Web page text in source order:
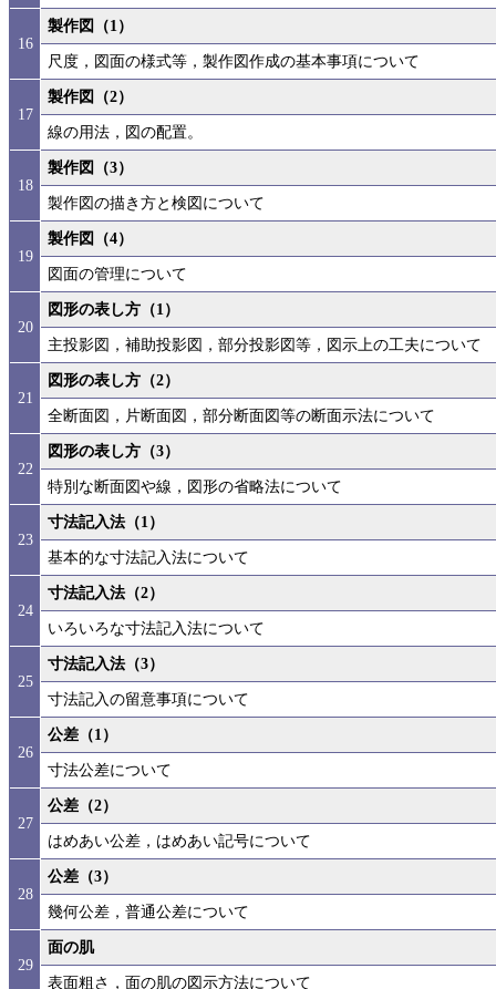
16
製作図（1）
尺度，図面の様式等，製作図作成の基本事項について
17
製作図（2）
線の用法，図の配置。
18
製作図（3）
製作図の描き方と検図について
19
製作図（4）
図面の管理について
20
図形の表し方（1）
主投影図，補助投影図，部分投影図等，図示上の工夫について
21
図形の表し方（2）
全断面図，片断面図，部分断面図等の断面示法について
22
図形の表し方（3）
特別な断面図や線，図形の省略法について
23
寸法記入法（1）
基本的な寸法記入法について
24
寸法記入法（2）
いろいろな寸法記入法について
25
寸法記入法（3）
寸法記入の留意事項について
26
公差（1）
寸法公差について
27
公差（2）
はめあい公差，はめあい記号について
28
公差（3）
幾何公差，普通公差について
29
面の肌
表面粗さ，面の肌の図示方法について